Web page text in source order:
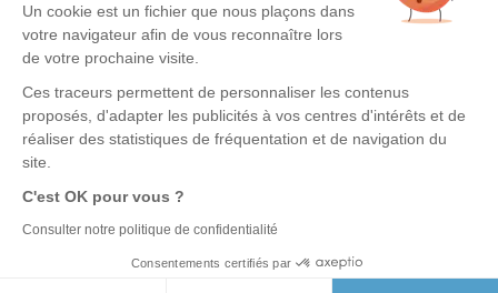
MENTIONS LÉGALES
POLITIQUE DE CONFIDENTIALITÉ
EXERCEZ VOS DROITS
PLAN DU SITE
Nous mettons à votre disposition notre savoir faire et expérience pour vous apporter
meilleure solution possible pour rendre votre eau de meilleure qualité
assurer des produits bien dimensionnés, fiables et économiques.
© 2026 ODIS Réalisation du site :
Un cookie est un fichier que nous plaçons dans
votre navigateur afin de vous reconnaître lors
de votre prochaine visite.
Ces traceurs permettent de personnaliser les contenus
proposés, d'adapter les publicités à vos centres d'intérêts et de
réaliser des statistiques de fréquentation et de navigation du
site.
C'est OK pour vous ?
Consulter notre politique de confidentialité
Consentements certifiés par